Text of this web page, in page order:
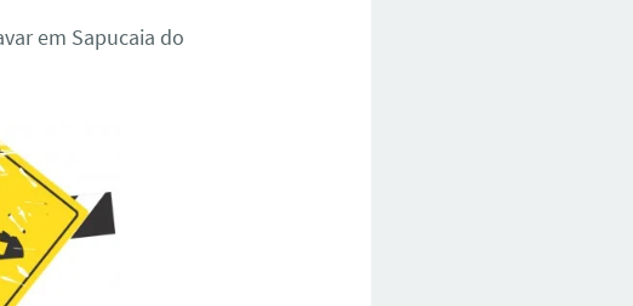
em Sapucaia do